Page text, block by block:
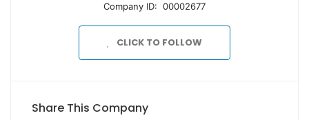
Company ID: 00002677
CLICK TO FOLLOW
Share This Company